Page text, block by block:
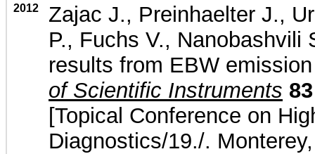
2012
Zajac J., Preinhaelter J.,
P., Fuchs V., Nanobashvili
results from EBW
of Scientific Instruments 83
[Topical Conference on
Diagnostics/19./.